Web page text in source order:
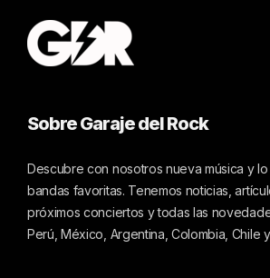
Sobre Garaje del Rock
Descubre con nosotros nueva música y lo
bandas favoritas. Tenemos noticias,
próximos conciertos y todas las
Perú, México, Argentina, Colombia, Chile